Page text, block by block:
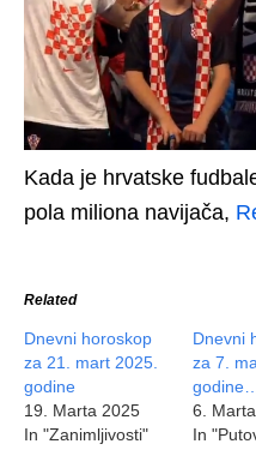
Kada je hrvatske
pola miliona navijača,
Related
Dnevni horoskop
za 21. mart 2025.
godine
19. Marta 2025
In "Zanimljivosti"
Dnevni
za 7.
6.
In